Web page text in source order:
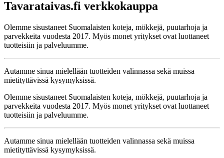
Tavarataivas.fi verkkokauppa
Olemme sisustaneet Suomalaisten koteja, mökkejä, puutarhoja ja
parvekkeita vuodesta 2017. Myös monet yritykset ovat luottaneet
tuotteisiin ja palveluumme.
Autamme sinua mielellään tuotteiden valinnassa sekä muissa
mietityttävissä kysymyksissä.
Olemme sisustaneet Suomalaisten koteja, mökkejä, puutarhoja ja
parvekkeita vuodesta 2017. Myös monet yritykset ovat luottaneet
tuotteisiin ja palveluumme.
Autamme sinua mielellään tuotteiden valinnassa sekä muissa
mietityttävissä kysymyksissä.